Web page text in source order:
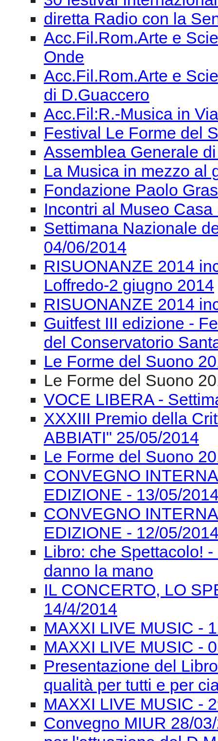
F. Adkins Chiti: Donne
Fondazione Adkins
Dreams
30 festival
30 festival
diretta Radio con la
Acc.Fil.Rom.Arte e
Onde
Acc.Fil.Rom.Arte e
di D.Guaccero
Acc.Fil:R.-Musica in
Festival Le Forme del
Assemblea Generale
La Musica in mezzo al
Fondazione Paolo
Incontri al Museo
Settimana Nazionale
04/06/2014
RISUONANZE 2014
Loffredo-2 giugno 2014
RISUONANZE 2014
Guitfest III edizione -
del Conservatorio
Le Forme del Suono
Le Forme del Suono
VOCE LIBERA -
XXXIII Premio della
ABBIATI" 25/05/2014
Le Forme del Suono
CONVEGNO
EDIZIONE - 13/05/
CONVEGNO
EDIZIONE - 12/05/
Libro: che Spettacolo!
danno la mano
IL CONCERTO, LO
14/4/2014
MAXXI LIVE MUSIC -
MAXXI LIVE MUSIC -